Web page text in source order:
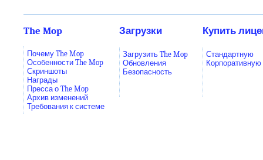
The Mop
Почему The Mop
Особенности The Mop
Скриншоты
Награды
Пресса о The Mop
Архив изменений
Требования к системе
Загрузки
Загрузить The Mop
Обновления
Безопасность
Купить
Стандартную
Корпоративную